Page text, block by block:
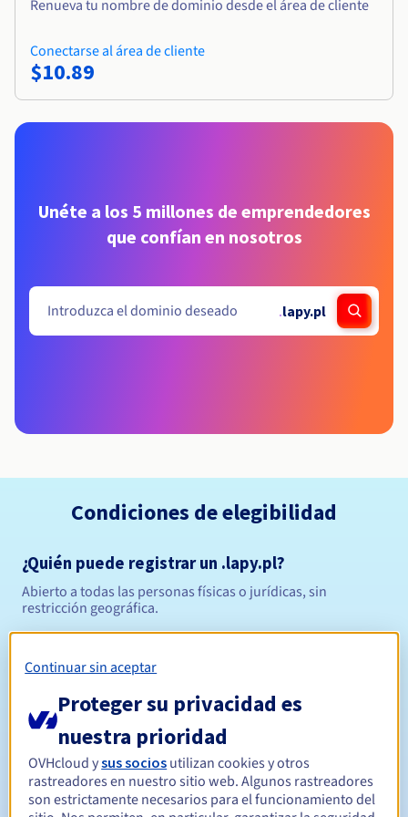
Renueva tu nombre de dominio desde el área de cliente
Conectarse al área de cliente
$10.89
Unéte a los 5 millones de emprendedores
que confían en nosotros
.lapy.pl
Condiciones de elegibilidad
¿Quién puede registrar un .lapy.pl?
Abierto a todas las personas físicas o jurídicas, sin
restricción geográfica.
Período de registro
Período de renovación Entre 1 y 10 años
Continuar sin aceptar
Proteger su privacidad es
nuestra prioridad
OVHcloud ysus socios utilizan cookies y otros
rastreadores en nuestro sitio web. Algunos rastreadores
son estrictamente necesarios para el funcionamiento del